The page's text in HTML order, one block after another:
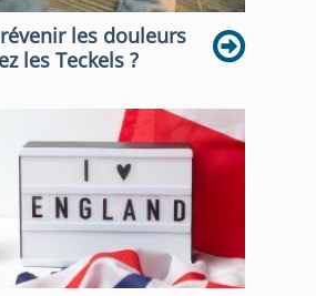
les douleurs
les Teckels ?